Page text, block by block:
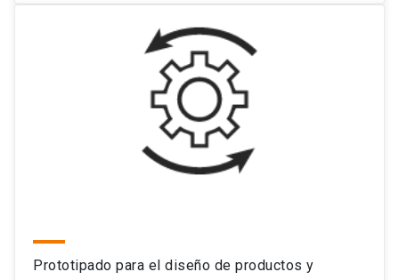
Prototipado para el diseño de productos y